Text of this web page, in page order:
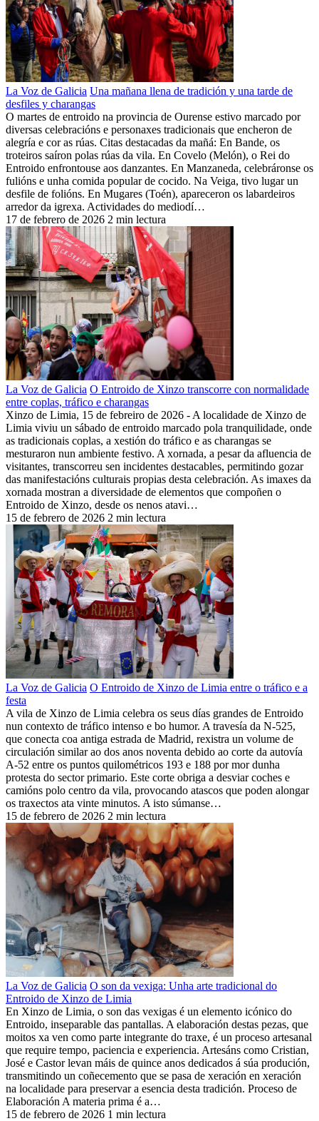
La Voz de Galicia Una mañana llena de tradición y una tarde de
desfiles y charangas
O martes de entroido na provincia de Ourense estivo marcado por
diversas celebracións e personaxes tradicionais que encheron de
alegría e cor as rúas. Citas destacadas da mañá: En Bande, os
troteiros saíron polas rúas da vila. En Covelo (Melón), o Rei do
Entroido enfrontouse aos danzantes. En Manzaneda, celebráronse os
fulións e unha comida popular de cocido. Na Veiga, tivo lugar un
desfile de folións. En Mugares (Toén), apareceron os labardeiros
arredor da igrexa. Actividades do mediodí…
17 de febrero de 2026 2 min lectura
La Voz de Galicia O Entroido de Xinzo transcorre con normalidade
entre coplas, tráfico e charangas
Xinzo de Limia, 15 de febreiro de 2026 - A localidade de Xinzo de
Limia viviu un sábado de entroido marcado pola tranquilidade, onde
as tradicionais coplas, a xestión do tráfico e as charangas se
mesturaron nun ambiente festivo. A xornada, a pesar da afluencia de
visitantes, transcorreu sen incidentes destacables, permitindo gozar
das manifestacións culturais propias desta celebración. As imaxes da
xornada mostran a diversidade de elementos que compoñen o
Entroido de Xinzo, desde os nenos atavi…
15 de febrero de 2026 2 min lectura
La Voz de Galicia O Entroido de Xinzo de Limia entre o tráfico e a
festa
A vila de Xinzo de Limia celebra os seus días grandes de Entroido
nun contexto de tráfico intenso e bo humor. A travesía da N-525,
que conecta coa antiga estrada de Madrid, rexistra un volume de
circulación similar ao dos anos noventa debido ao corte da autovía
A-52 entre os puntos quilométricos 193 e 188 por mor dunha
protesta do sector primario. Este corte obriga a desviar coches e
camións polo centro da vila, provocando atascos que poden alongar
os traxectos ata vinte minutos. A isto súmanse…
15 de febrero de 2026 2 min lectura
La Voz de Galicia O son da vexiga: Unha arte tradicional do
Entroido de Xinzo de Limia
En Xinzo de Limia, o son das vexigas é un elemento icónico do
Entroido, inseparable das pantallas. A elaboración destas pezas, que
moitos xa ven como parte integrante do traxe, é un proceso artesanal
que require tempo, paciencia e experiencia. Artesáns como Cristian,
José e Castor levan máis de quince anos dedicados á súa produción,
transmitindo un coñecemento que se pasa de xeración en xeración
na localidade para preservar a esencia desta tradición. Proceso de
Elaboración A materia prima é a…
15 de febrero de 2026 1 min lectura